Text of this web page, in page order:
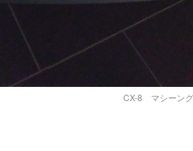
CX-8 マシーン